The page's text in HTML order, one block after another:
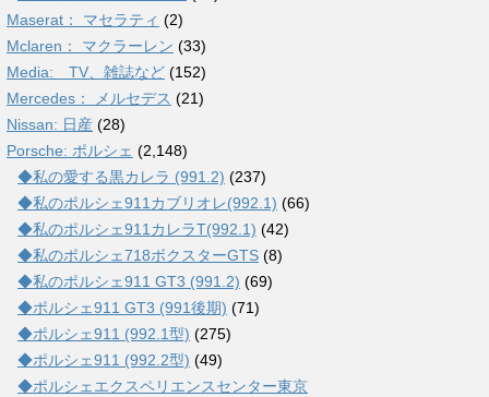
Maserat： マセラティ (2)
Mclaren： マクラーレン (33)
Media: TV、雑誌など (152)
Mercedes： メルセデス (21)
Nissan: 日産 (28)
Porsche: ポルシェ (2,148)
◆私の愛する黒カレラ (991.2) (237)
◆私のポルシェ911カブリオレ(992.1) (66)
◆私のポルシェ911カレラT(992.1) (42)
◆私のポルシェ718ボクスターGTS (8)
◆私のポルシェ911 GT3 (991.2) (69)
◆ポルシェ911 GT3 (991後期) (71)
◆ポルシェ911 (992.1型) (275)
◆ポルシェ911 (992.2型) (49)
◆ポルシェエクスペリエンスセンター東京